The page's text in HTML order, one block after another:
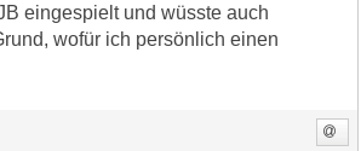
eingespielt und wüsste auch
wofür ich persönlich einen